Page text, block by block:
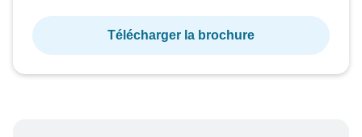
Télécharger la brochure